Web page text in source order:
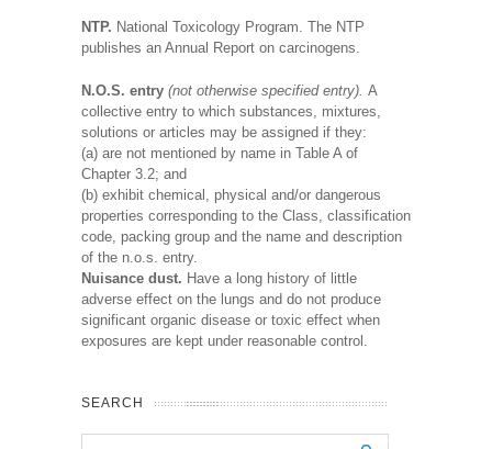
NTP. National Toxicology Program. The NTP
publishes an Annual Report on carcinogens.
N.O.S. entry (not otherwise specified entry). A
collective entry to which substances, mixtures,
solutions or articles may be assigned if they:
(a) are not mentioned by name in Table A of
Chapter 3.2; and
(b) exhibit chemical, physical and/or dangerous
properties corresponding to the Class, classification
code, packing group and the name and description
of the n.o.s. entry.
Nuisance dust. Have a long history of little
adverse effect on the lungs and do not produce
significant organic disease or toxic effect when
exposures are kept under reasonable control.
SEARCH